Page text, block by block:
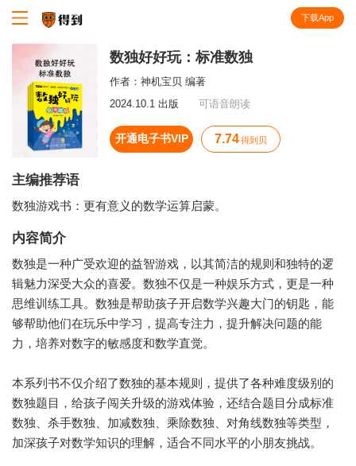
下载App
数独好好玩：标准数独
作者： 神机宝贝 编著
2024.10.1 出版
可语音朗读
开通电子书VIP 7.74 得到贝
主编推荐语
数独游戏书：更有意义的数学运算启蒙。
内容简介
数独是一种广受欢迎的益智游戏，以其简洁的规则和独特的逻
辑魅力深受大众的喜爱。数独不仅是一种娱乐方式，更是一种
思维训练工具。数独是帮助孩子开启数学兴趣大门的钥匙，能
够帮助他们在玩乐中学习，提高专注力，提升解决问题的能
力，培养对数字的敏感度和数学直觉。
本系列书不仅介绍了数独的基本规则，提供了各种难度级别的
数独题目，给孩子闯关升级的游戏体验，还结合题目分成标准
数独、杀手数独、加减数独、乘除数独、对角线数独等类型，
加深孩子对数学知识的理解，适合不同水平的小朋友挑战。